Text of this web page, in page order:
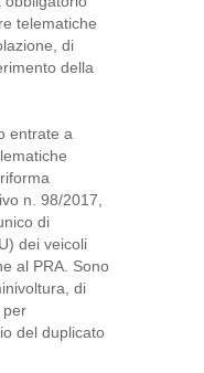
telematiche
di
della
entrate a
n. 98/2017,
di
dei veicoli
al PRA. Sono
di
per
del duplicato